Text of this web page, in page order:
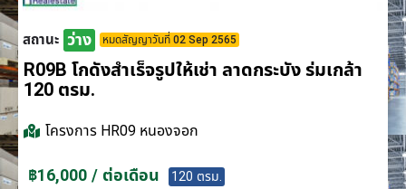
สถานะ ว่าง หมดสัญญาวันที่ 02 Sep 2565
R09B โกดังสำเร็จรูปให้เช่า ลาดกระบัง​ ร่มเกล้า
120 ตรม.
โครงการ HR09 หนองจอก
฿16,000 / ต่อเดือน 120 ตรม.